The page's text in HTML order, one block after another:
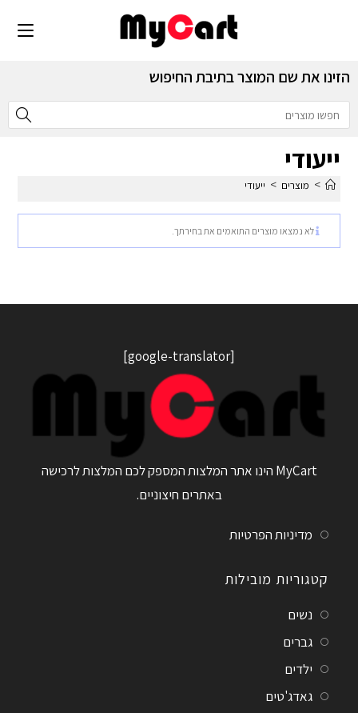
הזינו את שם המוצר בתיבת החיפוש
ייעודי
> מוצרים > ייעודי
לא נמצאו מוצרים התואמים את בחירתך.
[google-translator]
MyCart הינו אתר המלצות המספק לכם המלצות לרכישה
באתרים חיצוניים.
מדיניות הפרטיות
קטגוריות מובילות
נשים
גברים
ילדים
גאדג'טים